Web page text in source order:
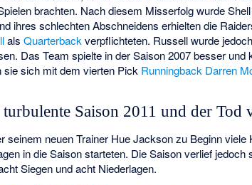
brachten. Nach diesem Misserfolg wurde
ihres schlechten Abschneidens erhielten die
alsQuarterback verpflichteten. Russell wurde
Das Team spielte in der Saison 2007 besser und
sich mit dem vierten Pick Runningback Darren
Saison 2011 und der Tod
seinem neuen Trainer Hue Jacksonzu Beginn viele
in die Saison starteten. Die Saison verlief jedoch
Siegen und acht Niederlagen.